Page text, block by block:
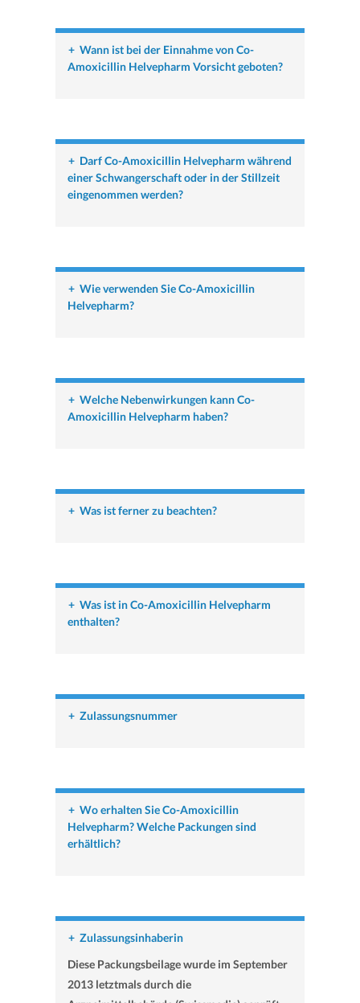
+ Wann ist bei der Einnahme von Co-
Amoxicillin Helvepharm Vorsicht geboten?
+ Darf Co-Amoxicillin Helvepharm während
einer Schwangerschaft oder in der Stillzeit
eingenommen werden?
+ Wie verwenden Sie Co-Amoxicillin
Helvepharm?
+ Welche Nebenwirkungen kann Co-
Amoxicillin Helvepharm haben?
+ Was ist ferner zu beachten?
+ Was ist in Co-Amoxicillin Helvepharm
enthalten?
+ Zulassungsnummer
+ Wo erhalten Sie Co-Amoxicillin
Helvepharm? Welche Packungen sind
erhältlich?
+ Zulassungsinhaberin
Diese Packungsbeilage wurde im September
2013 letztmals durch die